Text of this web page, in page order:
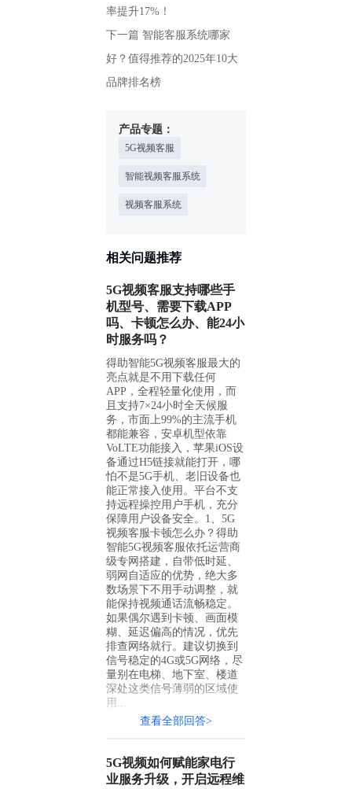
率提升17%！
下一篇 智能客服系统哪家
好？值得推荐的2025年10大
品牌排名榜
产品专题：
5G视频客服
智能视频客服系统
视频客服系统
相关问题推荐
5G视频客服支持哪些手
机型号、需要下载APP
吗、卡顿怎么办、能24小
时服务吗？
得助智能5G视频客服最大的
亮点就是不用下载任何
APP，全程轻量化使用，而
且支持7×24小时全天候服
务，市面上99%的主流手机
都能兼容，安卓机型依靠
VoLTE功能接入，苹果iOS设
备通过H5链接就能打开，哪
怕不是5G手机、老旧设备也
能正常接入使用。平台不支
持远程操控用户手机，充分
保障用户设备安全。1、5G
视频客服卡顿怎么办？得助
智能5G视频客服依托运营商
级专网搭建，自带低时延、
弱网自适应的优势，绝大多
数场景下不用手动调整，就
能保持视频通话流畅稳定。
如果偶尔遇到卡顿、画面模
糊、延迟偏高的情况，优先
排查网络就行。建议切换到
信号稳定的4G或5G网络，尽
量别在电梯、地下室、楼道
深处这类信号薄弱的区域使
用...
查看全部回答>
5G视频如何赋能家电行
业服务升级，开启远程维